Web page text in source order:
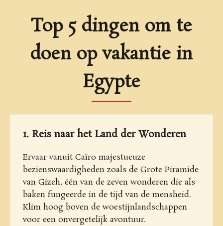
Top 5 dingen om te
doen op vakantie in
Egypte
1. Reis naar het Land der Wonderen
Ervaar vanuit Caïro majestueuze
bezienswaardigheden zoals de Grote Piramide
van Gizeh, één van de zeven wonderen die als
baken fungeerde in de tijd van de mensheid.
Klim hoog boven de woestijnlandschappen
voor een onvergetelijk avontuur.